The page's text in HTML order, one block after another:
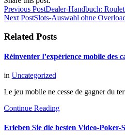
Previous PostDealer-Handbuch:
Next PostSlots-Auswahl ohne
Related Posts
Réinventer l’expérience mobile des
in Uncategorized
Le jeu mobile ne cesse de gagner du
Continue Reading
Erleben Sie die besten Video-